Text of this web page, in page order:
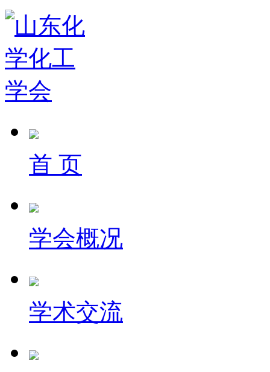
首 页
学会概况
学术交流